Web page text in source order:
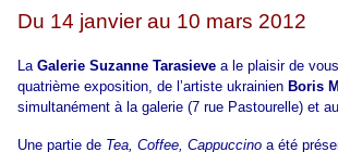
Du 14 janvier au 10 mars 2012
La Galerie Suzanne Tarasieve a le plaisir de
quatrième exposition, de lʼartiste ukrainien Boris
simultanément à la galerie (7 rue Pastourelle) et
Une partie de Tea, Coffee, Cappuccino a été